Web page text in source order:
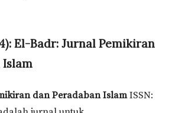
El-Badr: Jurnal Pemikiran
Islam
dan Peradaban IslamISSN: